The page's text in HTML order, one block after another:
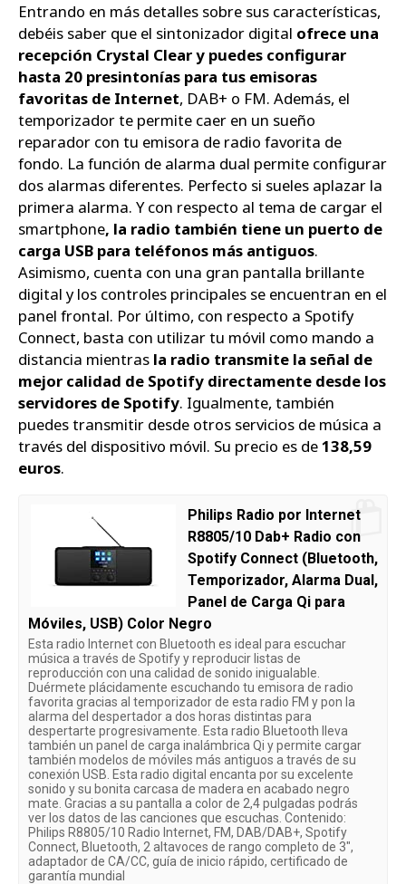
Entrando en más detalles sobre sus características,
debéis saber que el sintonizador digital ofrece una
recepción Crystal Clear y puedes configurar
hasta 20 presintonías para tus emisoras
favoritas de Internet, DAB+ o FM. Además, el
temporizador te permite caer en un sueño
reparador con tu emisora de radio favorita de
fondo. La función de alarma dual permite configurar
dos alarmas diferentes. Perfecto si sueles aplazar la
primera alarma. Y con respecto al tema de cargar el
smartphone, la radio también tiene un puerto de
carga USB para teléfonos más antiguos.
Asimismo, cuenta con una gran pantalla brillante
digital y los controles principales se encuentran en el
panel frontal. Por último, con respecto a Spotify
Connect, basta con utilizar tu móvil como mando a
distancia mientras la radio transmite la señal de
mejor calidad de Spotify directamente desde los
servidores de Spotify. Igualmente, también
puedes transmitir desde otros servicios de música a
través del dispositivo móvil. Su precio es de138,59
euros.
Philips Radio por Internet
R8805/10 Dab+ Radio con
Spotify Connect (Bluetooth,
Temporizador, Alarma Dual,
Panel de Carga Qi para
Móviles, USB) Color Negro
Esta radio Internet con Bluetooth es ideal para escuchar
música a través de Spotify y reproducir listas de
reproducción con una calidad de sonido inigualable.
Duérmete plácidamente escuchando tu emisora de radio
favorita gracias al temporizador de esta radio FM y pon la
alarma del despertador a dos horas distintas para
despertarte progresivamente. Esta radio Bluetooth lleva
también un panel de carga inalámbrica Qi y permite cargar
también modelos de móviles más antiguos a través de su
conexión USB. Esta radio digital encanta por su excelente
sonido y su bonita carcasa de madera en acabado negro
mate. Gracias a su pantalla a color de 2,4 pulgadas podrás
ver los datos de las canciones que escuchas. Contenido:
Philips R8805/10 Radio Internet, FM, DAB/DAB+, Spotify
Connect, Bluetooth, 2 altavoces de rango completo de 3",
adaptador de CA/CC, guía de inicio rápido, certificado de
garantía mundial